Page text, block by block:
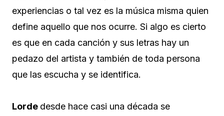
experiencias o tal vez es la música misma quien
define aquello que nos ocurre. Si algo es cierto
es que en cada canción y sus letras hay un
pedazo del artista y también de toda persona
que las escucha y se identifica.
Lorde desde hace casi una década se